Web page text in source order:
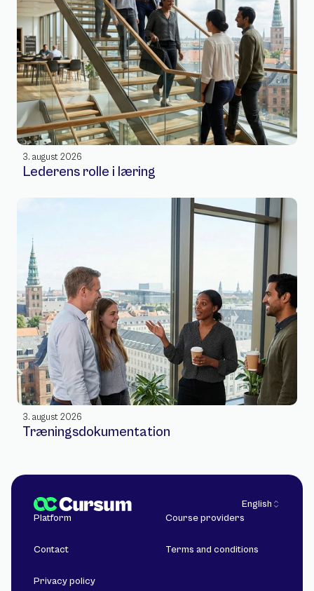
3. august 2026
Lederens rolle i læring
3. august 2026
Træningsdokumentation
Select Language
English
Platform
Course providers
Contact Terms and conditions
Privacy policy